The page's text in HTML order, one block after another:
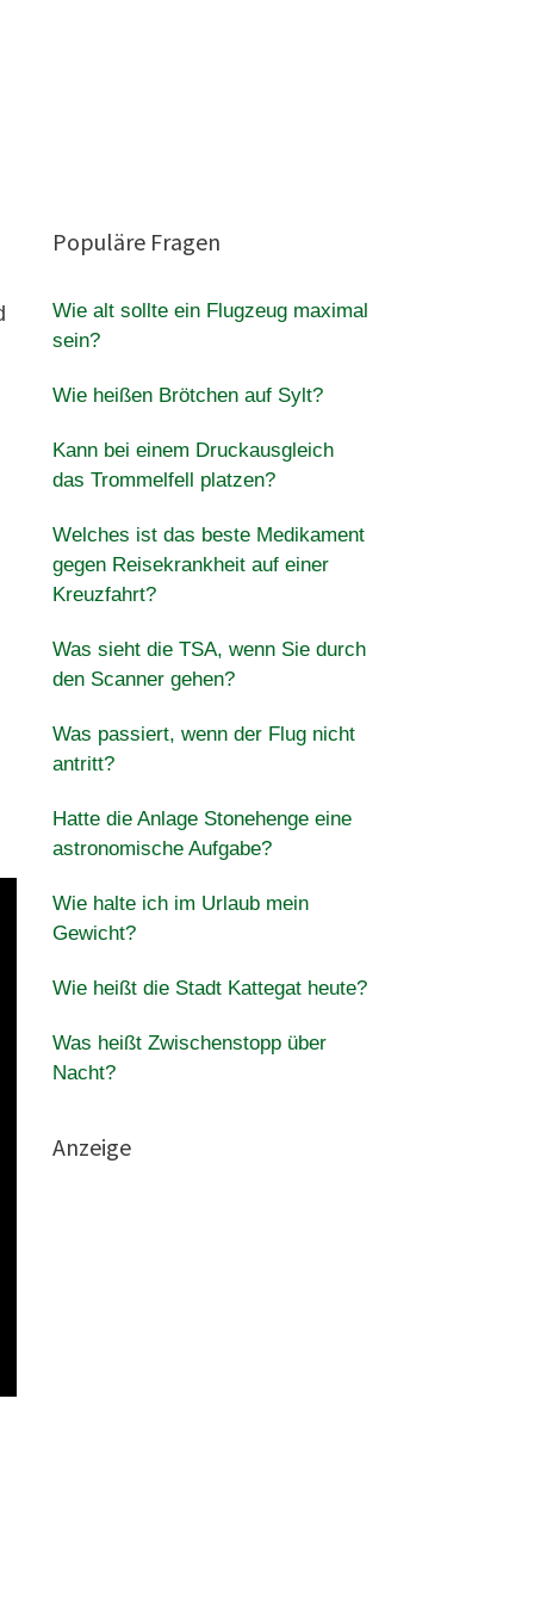
Populäre Fragen
Wie alt sollte ein Flugzeug maximal
sein?
Wie heißen Brötchen auf Sylt?
Kann bei einem Druckausgleich
das Trommelfell platzen?
Welches ist das beste Medikament
gegen Reisekrankheit auf einer
Kreuzfahrt?
Was sieht die TSA, wenn Sie durch
den Scanner gehen?
Was passiert, wenn der Flug nicht
antritt?
Hatte die Anlage Stonehenge eine
astronomische Aufgabe?
Wie halte ich im Urlaub mein
Gewicht?
Wie heißt die Stadt Kattegat heute?
Was heißt Zwischenstopp über
Nacht?
Anzeige